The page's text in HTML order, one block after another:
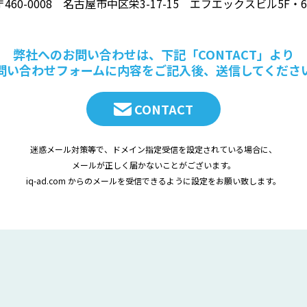
460-0008 名古屋市中区栄3-17-15 エフエックスビル5F・
弊社へのお問い合わせは、下記「CONTACT」より
い合わせフォームに内容をご記入後、送信してくださ
CONTACT
迷惑メール対策等で、ドメイン指定受信を設定されている場合に、
メールが正しく届かないことがございます。
iq-ad.com からのメールを受信できるように設定をお願い致します。